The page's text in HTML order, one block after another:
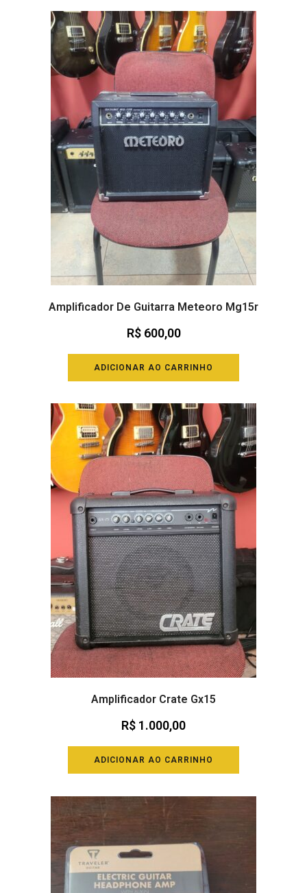
Amplificador De Guitarra Meteoro Mg15r
R$600,00
ADICIONAR AO CARRINHO
Amplificador Crate Gx15
R$ 1.000,00
ADICIONAR AO CARRINHO